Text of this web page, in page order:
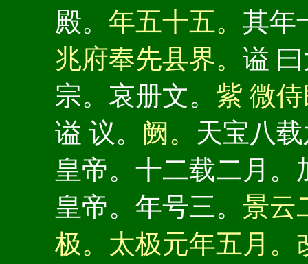
殿。 年五十五。 其年
兆府奉先县界。 谥
宗。哀册文。 紫 微
谥 议。 阙。 天宝八
皇帝。十二载二月
皇帝。年号三。 景云
极。太极元年五月。